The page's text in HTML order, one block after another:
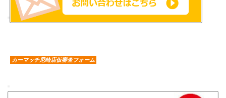
カーマッチ尼崎店仮審査フォーム